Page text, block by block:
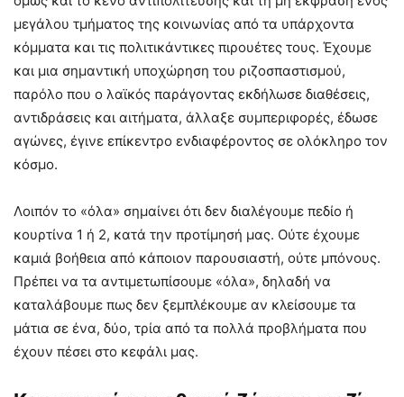
μεγάλου τμήματος της κοινωνίας από τα υπάρχοντα
κόμματα και τις πολιτικάντικες πιρουέτες τους. Έχουμε
και μια σημαντική υποχώρηση του ριζοσπαστισμού,
παρόλο που ο λαϊκός παράγοντας εκδήλωσε διαθέσεις,
αντιδράσεις και αιτήματα, άλλαξε συμπεριφορές, έδωσε
αγώνες, έγινε επίκεντρο ενδιαφέροντος σε ολόκληρο τον
κόσμο.
Λοιπόν το «όλα» σημαίνει ότι δεν διαλέγουμε πεδίο ή
κουρτίνα 1 ή 2, κατά την προτίμησή μας. Ούτε έχουμε
καμιά βοήθεια από κάποιον παρουσιαστή, ούτε μπόνους.
Πρέπει να τα αντιμετωπίσουμε «όλα», δηλαδή να
καταλάβουμε πως δεν ξεμπλέκουμε αν κλείσουμε τα
μάτια σε ένα, δύο, τρία από τα πολλά προβλήματα που
έχουν πέσει στο κεφάλι μας.